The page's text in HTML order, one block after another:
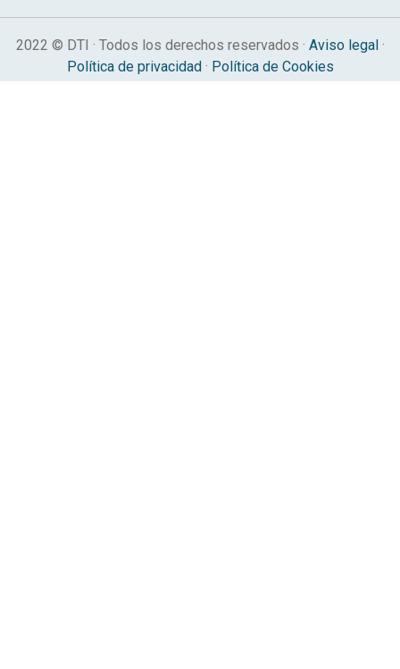
2022 © DTI · Todos los derechos reservados · Aviso legal·
Política de privacidad· Política de Cookies